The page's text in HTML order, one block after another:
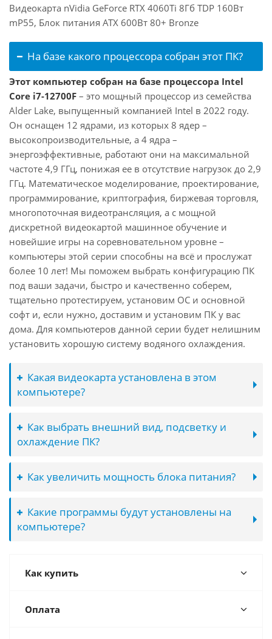
Видеокарта nVidia GeForce RTX 4060Ti 8Гб TDP 160Вт
mP55, Блок питания ATX 600Вт 80+ Bronze
На базе какого процессора собран этот ПК?
Этот компьютер собран на базе процессора Intel
Core i7-12700F – это мощный процессор из семейства
Alder Lake, выпущенный компанией Intel в 2022 году.
Он оснащен 12 ядрами, из которых 8 ядер –
высокопроизводительные, а 4 ядра –
энергоэффективные, работают они на максимальной
частоте 4,9 ГГц, понижая ее в отсутствие нагрузок до 2,9
ГГц. Математическое моделирование, проектирование,
программирование, криптография, биржевая торговля,
многопоточная видеотрансляция, а с мощной
дискретной видеокартой машинное обучение и
новейшие игры на соревновательном уровне –
компьютеры этой серии способны на всё и прослужат
более 10 лет! Мы поможем выбрать конфигурацию ПК
под ваши задачи, быстро и качественно соберем,
тщательно протестируем, установим ОС и основной
софт и, если нужно, доставим и установим ПК у вас
дома. Для компьютеров данной серии будет нелишним
установить хорошую систему водяного охлаждения.
Какая видеокарта установлена в этом
компьютере?
Как выбрать внешний вид, подсветку и
охлаждение ПК?
Как увеличить мощность блока питания?
Какие программы будут установлены на
компьютере?
Как купить
Оплата